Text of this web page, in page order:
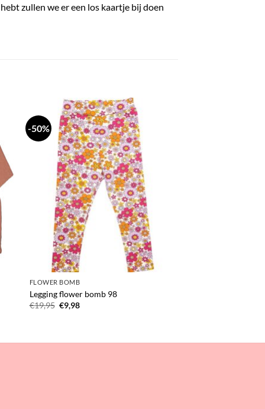
zullen we er een los kaartje bij doen
-50%
FLOWER BOMB
Legging flower bomb 98
€19,95 Oorspronkelijke
prijs
€9,98Huidige